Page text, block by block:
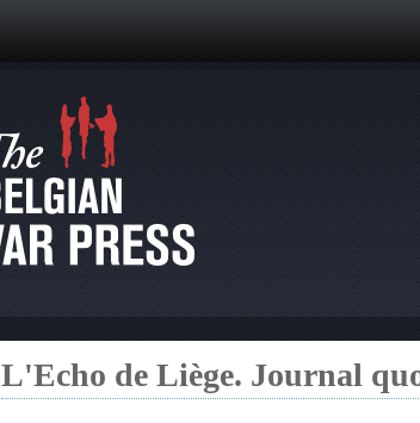
L'Echo de Liège. Journal